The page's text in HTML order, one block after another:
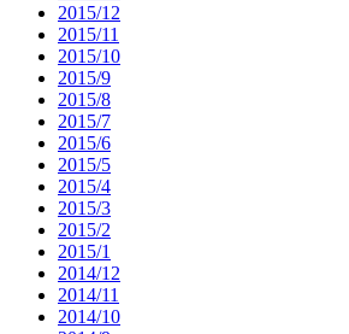
2015/12
2015/11
2015/10
2015/9
2015/8
2015/7
2015/6
2015/5
2015/4
2015/3
2015/2
2015/1
2014/12
2014/11
2014/10